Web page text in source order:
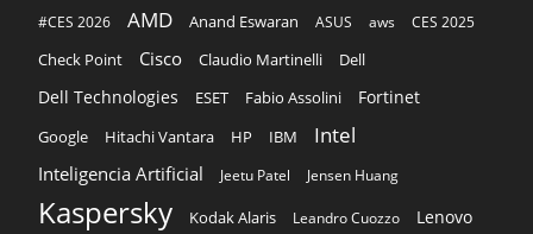
#CES 2026 AMD Anand Eswaran ASUS aws
CES 2025
Check Point
Cisco Claudio Martinelli Dell
Dell Technologies ESET Fabio Assolini Fortinet
Google Hitachi Vantara HP IBM Intel
Inteligencia Artificial Jeetu Patel Jensen Huang
Kaspersky Kodak Alaris Leandro Cuozzo Lenovo